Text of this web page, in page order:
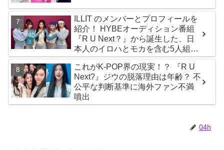
ILLIT のメンバーとプロフィールを
紹介！ HYBEオーディション番組
『R U Next？』から誕生した、日
本人のイロハとモカを含む5人組ガ
ールズグループ！ デビュー曲
「Magnetic」がいきなりの大ヒッ
ト
これがK-POP界の現実！？ 『R U
Next?』ジウの脱落理由は年齢？ 不
公平な判断基準に海外ファン不満
噴出
04h